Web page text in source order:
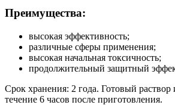
Преимущества:
высокая эффективность;
различные сферы применения;
высокая начальная токсичность;
продолжительный защитный
Срок хранения: 2 года. Готовый раствор
течение 6 часов после приготовления.